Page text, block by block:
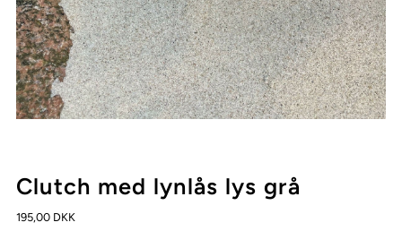
Clutch med lynlås lys grå
195,00 DKK